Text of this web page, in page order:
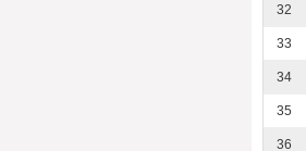
32
33
34
35
36